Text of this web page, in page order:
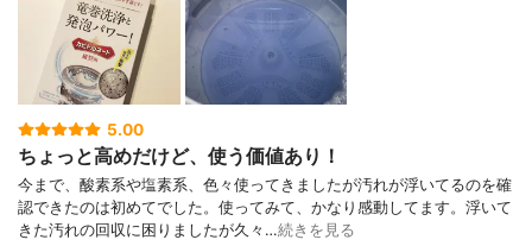
5.00
ちょっと高めだけど、使う価値あり！
今まで、酸素系や塩素系、色々使ってきましたが汚れが浮いてるのを確
認できたのは初めてでした。使ってみて、かなり感動してます。浮いて
きた汚れの回収に困りましたが久々…続きを見る